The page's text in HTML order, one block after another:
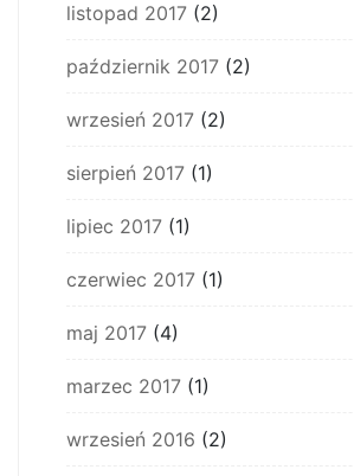
listopad 2017 (2)
październik 2017 (2)
wrzesień 2017 (2)
sierpień 2017 (1)
lipiec 2017 (1)
czerwiec 2017 (1)
maj 2017 (4)
marzec 2017 (1)
wrzesień 2016 (2)